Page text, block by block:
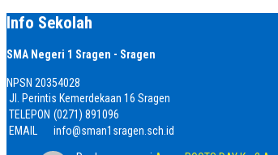
Info Sekolah
SMA Negeri 1 Sragen - Sragen
NPSN 20354028
Jl. Perintis Kemerdekaan 16 Sragen
TELEPON (0271) 891096
EMAIL
info@sman1sragen.sch.id